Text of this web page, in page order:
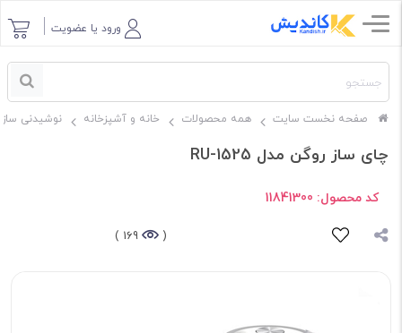
ورود یا عضویت
صفحه نخست سایت همه محصولات خانه و آشپزخانه نوشیدنی ساز
چای ساز روگن مدل RU-1525
کد محصول: 11841300
(
169 )